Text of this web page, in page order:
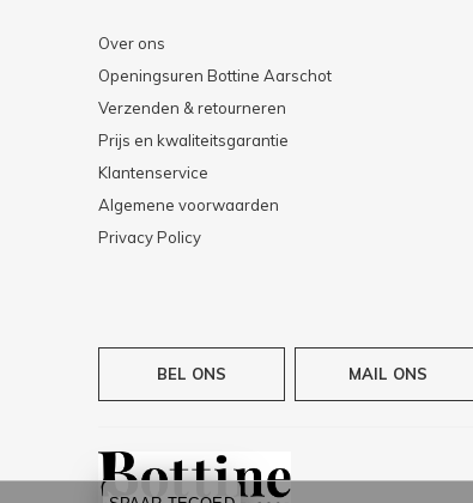
Over ons
Openingsuren Bottine Aarschot
Verzenden & retourneren
Prijs en kwaliteitsgarantie
Klantenservice
Algemene voorwaarden
Privacy Policy
BEL ONS MAIL ONS